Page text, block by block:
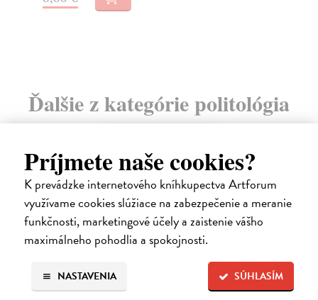
Príjmete naše cookies?
K prevádzke internetového kníhkupectva Artforum
využívame cookies slúžiace na zabezpečenie a meranie
funkčnosti, marketingové účely a zaistenie vášho
maximálneho pohodlia a spokojnosti.
SÚHLASÍM
NASTAVENIA
Ďalšie z kategórie politológia